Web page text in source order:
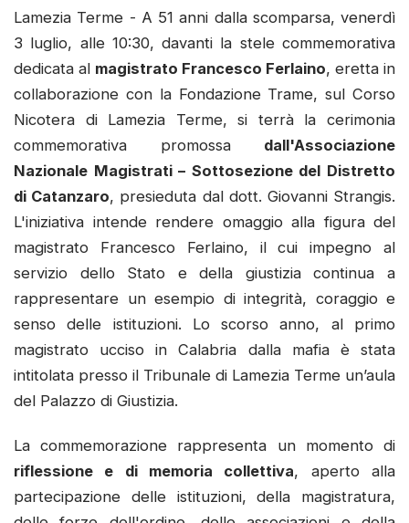
Lamezia Terme - A 51 anni dalla scomparsa, venerdì
3 luglio, alle 10:30, davanti la stele commemorativa
dedicata al magistrato Francesco Ferlaino, eretta in
collaborazione con la Fondazione Trame, sul Corso
Nicotera di Lamezia Terme, si terrà la cerimonia
commemorativa promossa dall'Associazione
Nazionale Magistrati – Sottosezione del Distretto
di Catanzaro, presieduta dal dott. Giovanni Strangis.
L'iniziativa intende rendere omaggio alla figura del
magistrato Francesco Ferlaino, il cui impegno al
servizio dello Stato e della giustizia continua a
rappresentare un esempio di integrità, coraggio e
senso delle istituzioni. Lo scorso anno, al primo
magistrato ucciso in Calabria dalla mafia è stata
intitolata presso il Tribunale di Lamezia Terme un’aula
del Palazzo di Giustizia.
La commemorazione rappresenta un momento di
riflessione e di memoria collettiva, aperto alla
partecipazione delle istituzioni, della magistratura,